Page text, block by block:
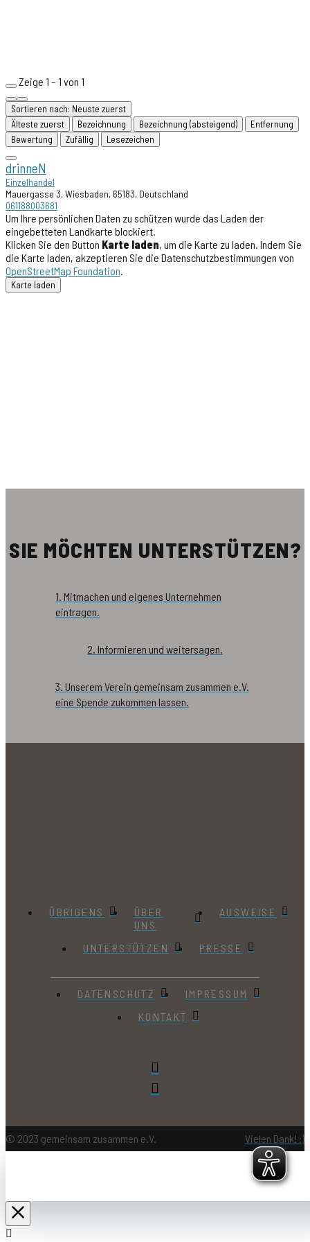
Zeige 1 – 1 von 1
Sortieren nach: Neuste zuerst
Älteste zuerst
Bezeichnung Bezeichnung (absteigend)
Entfernung
Bewertung
Zufällig Lesezeichen
drinneN
Einzelhandel
Mauergasse 3, Wiesbaden, 65183, Deutschland
061188003681
Um Ihre persönlichen Daten zu schützen wurde das Laden der
eingebetteten Landkarte blockiert.
Klicken Sie den Button Karte laden, um die Karte zu laden. Indem Sie
die Karte laden, akzeptieren Sie die Datenschutzbestimmungen von
OpenStreetMap Foundation.
Karte laden
SIE MÖCHTEN UNTERSTÜTZEN?
1. Mitmachen und eigenes Unternehmen
eintragen.
2. Informieren und weitersagen.
3. Unserem Verein gemeinsam zusammen e.V.
eine Spende zukommen lassen.
ÜBRIGENS
ÜBER
UNS
AUSWEISE
UNTERSTÜTZEN PRESSE
DATENSCHUTZ
IMPRESSUM
KONTAKT
© 2023 gemeinsam zusammen e.V. Vielen Dank! :)